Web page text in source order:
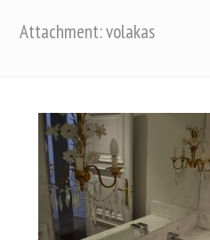
Attachment: volakas